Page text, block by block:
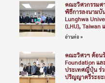
คณะวิศวกรรมศ
พิธีการลงนามบั
Lunghwa
(LHU), Taiwan
อ่านต่อ »
คณะวิศวฯ ต้อน
Foundation แล
ประเทศญี่ปุ่น ร่
ปริญญาตรีระย